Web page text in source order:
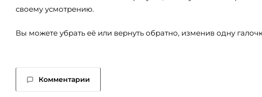
своему усмотрению.
Вы можете убрать её или вернуть обратно, изменив одну
Комментарии